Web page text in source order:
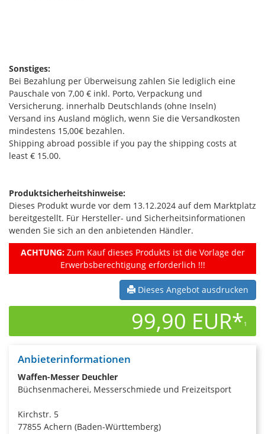
Sonstiges:
Bei Bezahlung per Überweisung zahlen Sie lediglich eine
Pauschale von 7,00 € inkl. Porto, Verpackung und
Versicherung. innerhalb Deutschlands (ohne Inseln)
Versand ins Ausland möglich, wenn Sie die Versandkosten
mindestens 15,00€ bezahlen.
Shipping abroad possible if you pay the shipping costs at
least € 15.00.
Produktsicherheitshinweise:
Dieses Produkt wurde vor dem 13.12.2024 auf dem Marktplatz
bereitgestellt. Für Hersteller- und Sicherheitsinformationen
wenden Sie sich an den anbietenden Händler.
ACHTUNG:Zum Kauf dieses Produkts ist die Vorlage der
Erwerbsberechtigung erforderlich !!!
Dieses Angebot ausdrucken
99,90 EUR*1
Anbieterinformationen
Waffen-Messer Deuchler
Büchsenmacherei, Messerschmiede und Freizeitsport
Kirchstr. 5
77855 Achern (Baden-Württemberg)